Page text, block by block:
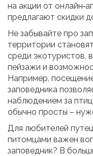
на акции от
предлагают скидки
Не забывайте про
территории
среди экотуристов,
пейзажи и
Например,
заповедника
наблюдением за
обычно просты –
Для любителей
питомцами важен
заповедник? В